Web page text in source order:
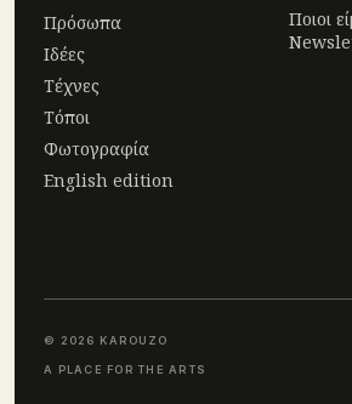
Πρόσωπα
Ιδέες
Τέχνες
Τόποι
Φωτογραφία
English edition
Ποιοι
© 2026 KAROUZO
A PLACE FOR THE ARTS